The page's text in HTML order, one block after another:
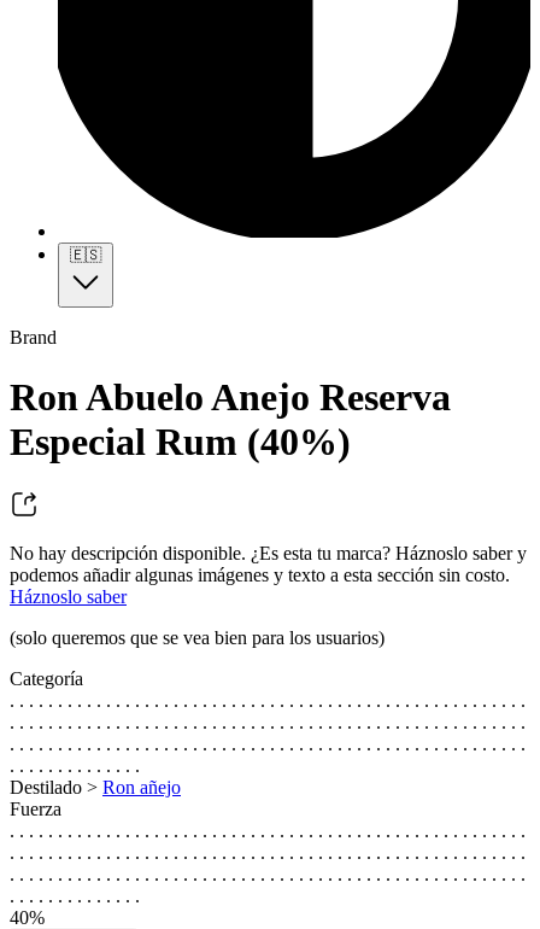
🇪🇸
Brand
Ron Abuelo Anejo Reserva
Especial Rum (40%)
No hay descripción disponible. ¿Es esta tu marca? Háznoslo saber y
podemos añadir algunas imágenes y texto a esta sección sin costo.
Háznoslo saber
(solo queremos que se vea bien para los usuarios)
Categoría
. . . . . . . . . . . . . . . . . . . . . . . . . . . . . . . . . . . . . . . . . . . . . . . . . . . . . .
. . . . . . . . . . . . . . . . . . . . . . . . . . . . . . . . . . . . . . . . . . . . . . . . . . . . . .
. . . . . . . . . . . . . . . . . . . . . . . . . . . . . . . . . . . . . . . . . . . . . . . . . . . . . .
. . . . . . . . . . . . . .
Destilado > Ron añejo
Fuerza
. . . . . . . . . . . . . . . . . . . . . . . . . . . . . . . . . . . . . . . . . . . . . . . . . . . . . .
. . . . . . . . . . . . . . . . . . . . . . . . . . . . . . . . . . . . . . . . . . . . . . . . . . . . . .
. . . . . . . . . . . . . . . . . . . . . . . . . . . . . . . . . . . . . . . . . . . . . . . . . . . . . .
. . . . . . . . . . . . . .
40%